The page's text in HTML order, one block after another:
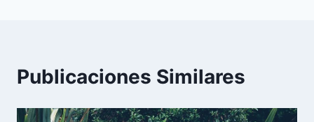
Publicaciones Similares